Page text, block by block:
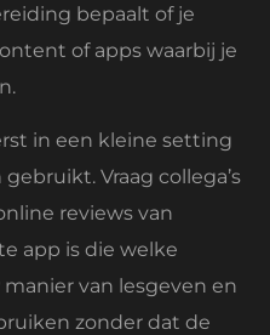
bepaalt of je
of apps waarbij je
in een kleine setting
Vraag collega’s
reviews van
app is die welke
van lesgeven en
zonder dat de